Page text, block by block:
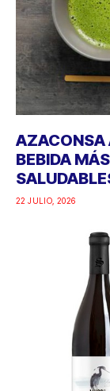
AZACONSA
BEBIDA
22 JULIO, 2026